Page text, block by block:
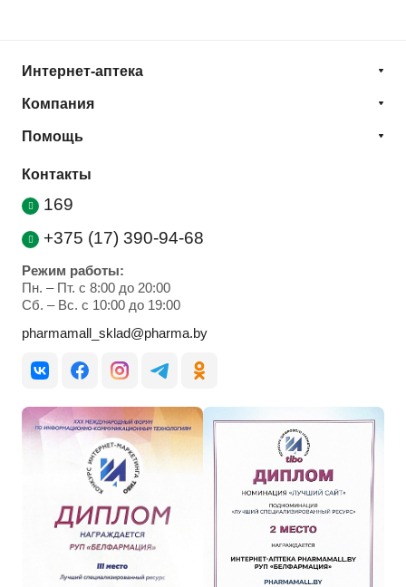
Интернет-аптека
Компания
Помощь
Контакты
169
+375 (17) 390-94-68
Режим работы:
Пн. – Пт. с 8:00 до 20:00
Cб. – Вс. с 10:00 до 19:00
pharmamall_sklad@pharma.by